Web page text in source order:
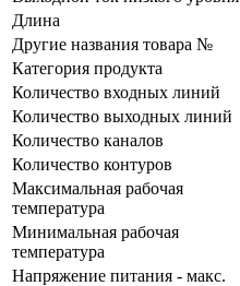
Длина
Другие названия товара №
Категория продукта
Количество входных линий
Количество выходных линий
Количество каналов
Количество контуров
Максимальная рабочая
температура
Минимальная рабочая
температура
Напряжение питания - макс.